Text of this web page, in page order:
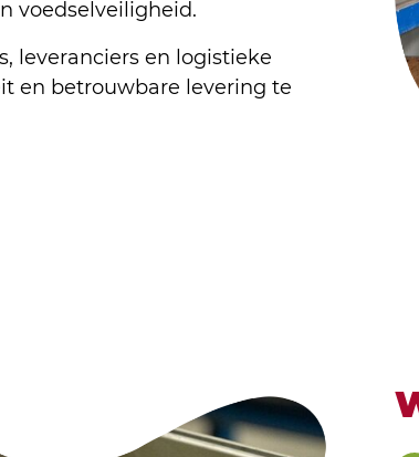
voedselveiligheid.
leveranciers en logistieke
en betrouwbare levering te